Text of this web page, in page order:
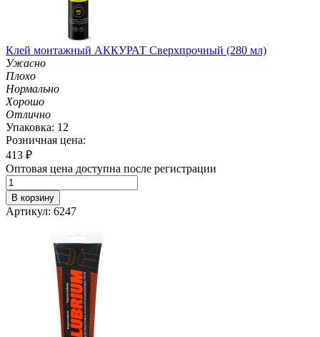
Клей монтажный АККУРАТ Сверхпрочный (280 мл)
Ужасно
Плохо
Нормально
Хорошо
Отлично
Упаковка: 12
Розничная цена:
413 ₽
Оптовая цена доступна после регистрации
В корзину
Артикул: 6247